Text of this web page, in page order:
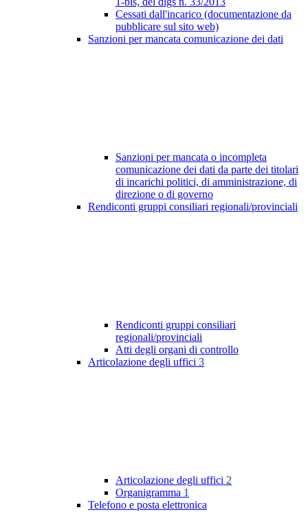
Cessati dall'incarico (documentazione da
pubblicare sul sito web)
Sanzioni per mancata comunicazione dei dati
Sanzioni per mancata o incompleta
comunicazione dei dati da parte dei titolari
di incarichi politici, di amministrazione, di
direzione o di governo
Rendiconti gruppi consiliari regionali/provinciali
Rendiconti gruppi consiliari
regionali/provinciali
Atti degli organi di controllo
Articolazione degli uffici 3
Articolazione degli uffici 2
Organigramma 1
Telefono e posta elettronica